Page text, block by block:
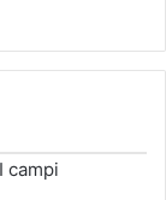
I campi